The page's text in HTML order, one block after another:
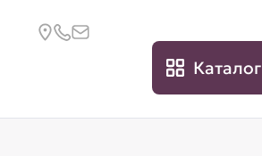
Каталог